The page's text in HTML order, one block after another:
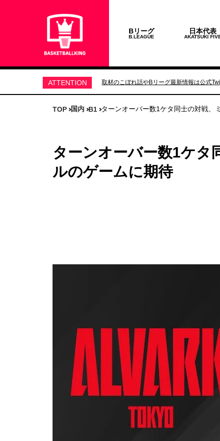
Bリーグ
B.LEAGUE
日本代表
AKATSUKI
ATTENTION 取材のこぼれ話やBリーグ最新情報は公式
TOP 国内 B1 ターンオーバー数1ケタ同士の対戦、
ターンオーバー数1ケタ
ルのゲームに期待